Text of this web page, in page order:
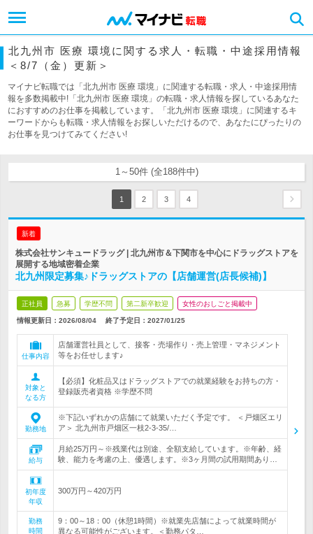
北九州市 医療 環境に関する求人・転職・中途採用情報
＜8/7（金）更新＞
マイナビ転職では「北九州市 医療 環境」に関連する転職・求人・中途採用情
報を多数掲載中!「北九州市 医療 環境」の転職・求人情報を探しているあなた
におすすめのお仕事を掲載しています。「北九州市 医療 環境」に関連するキ
ーワードからも転職・求人情報をお探しいただけるので、あなたにぴったりの
お仕事を見つけてみてください!
1～50件 (全188件中)
1 2 3 4
新着
株式会社サンキュードラッグ | 北九州市＆下関市を中心にドラッグストアを
展開する地域密着企業
北九州限定募集♪ドラッグストアの【店舗運営(店長候補)】
正社員 急募 学歴不問 第二新卒歓迎 女性のおしごと掲載中
情報更新日：2026/08/04 終了予定日： 2027/01/25
仕事内容
店舗運営社員として、接客・売場作り・売上管理・マネジメント
等をお任せします♪
対象と
なる方
【必須】化粧品又はドラッグストアでの就業経験をお持ちの方・
登録販売者資格 ※学歴不問
勤務地
※下記いずれかの店舗にて就業いただく予定です。 ＜戸畑区エリ
ア＞ 北九州市戸畑区一枝2-3-35/…
給与
月給25万円～※残業代は別途、全額支給しています。※年齢、経
験、能力を考慮の上、優遇します。※3ヶ月間の試用期間あり…
初年度
年収
300万円～420万円
勤務
時間
9：00～18：00（休憩1時間）※就業先店舗によって就業時間が
異なる可能性がございます。＜勤務パタ…